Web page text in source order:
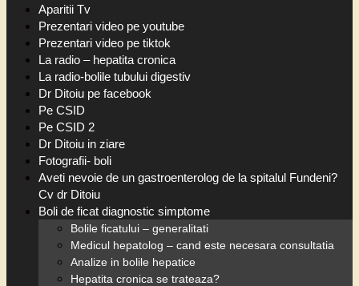
Aparitii Tv
Prezentari video pe youtube
Prezentari video pe tiktok
La radio – hepatita cronica
La radio-bolile tubului digestiv
Dr Ditoiu pe facebook
Pe CSID
Pe CSID 2
Dr Ditoiu in ziare
Fotografii- boli
Aveti nevoie de un gastroenterolog de la spitalul Fundeni?
Cv dr Ditoiu
Boli de ficat diagnostic simptome
Bolile ficatului – generalitati
Medicul hepatolog – cand este necesara consultatia
Analize in bolile hepatice
Hepatita cronica se trateaza?